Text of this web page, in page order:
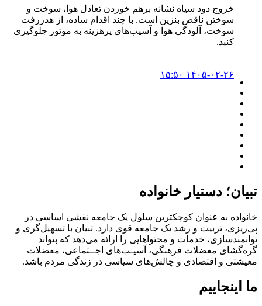
خروج دود سیاه نشانه برهم خوردن تعادل هوا، سوخت و
سوختن ناقص بنزین است. با چند اقدام ساده، از هدررفت
سوخت، آلودگی هوا و آسیب‌های پرهزینه به موتور جلوگیری
کنید.
۱۴۰۵-۰۲-۲۶ ۱۵:۵۰
تبیان؛ دستیار خانواده
خانواده به عنوان کوچکترین سلول یک جامعه نقشی اساسی در
پی‌ریزی، تربیت و رشد یک جامعه قوی دارد. تبیان با تسهیل‌گری و
توانمندسازی، خدمات و محتواهایی را ارائه می‌دهد که بتواند
گره‌گشای معضلات فرهنگی، آسیـب‌های اجــتماعی، معضلات
معیشتی و اقتصادی و چالش‌های سیاسی در زندگی مردم باشد.
ما اینجاییم